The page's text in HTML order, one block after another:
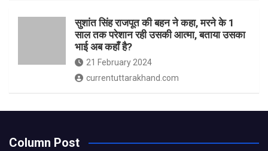
सुशांत सिंह राजपूत की बहन ने कहा, मरने के 1
साल तक परेशान रही उसकी आत्मा, बताया उसका
भाई अब कहाँ है?
21 February 2024
currentuttarakhand.com
Column Post